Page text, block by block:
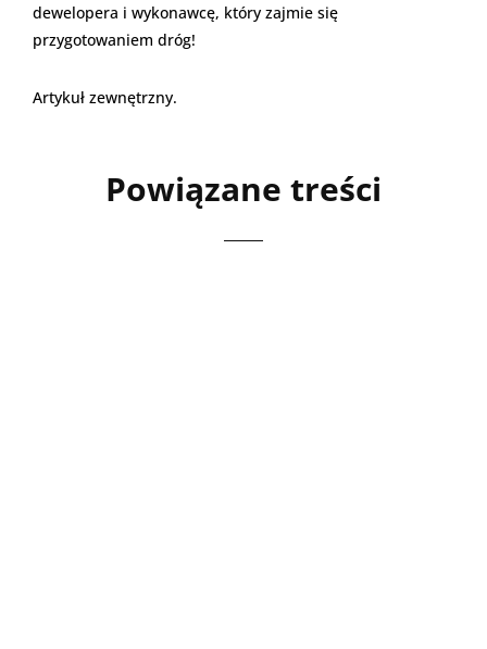
dewelopera i wykonawcę, który zajmie się
przygotowaniem dróg!
Artykuł zewnętrzny.
Powiązane treści